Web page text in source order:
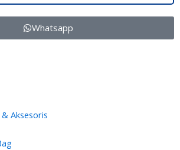
Whatsapp
Aksesoris